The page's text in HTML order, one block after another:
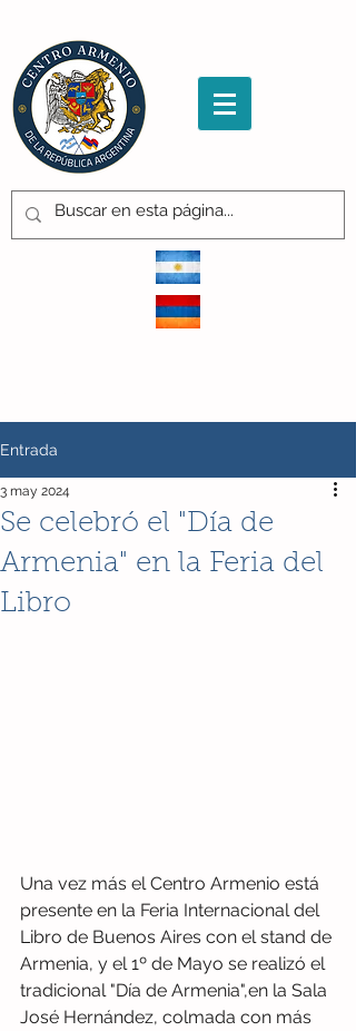
Entrada
Se celebró el "Día de
Armenia" en la Feria del
Libro
3 may 2024
Una vez más el Centro Armenio está
presente en la Feria Internacional del
Libro de Buenos Aires con el stand de
Armenia, y el 1º de Mayo se realizó el
tradicional "Día de Armenia",en la Sala
José Hernández, colmada con más